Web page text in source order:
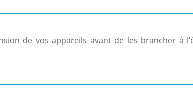
de vos appareils avant de les brancher à